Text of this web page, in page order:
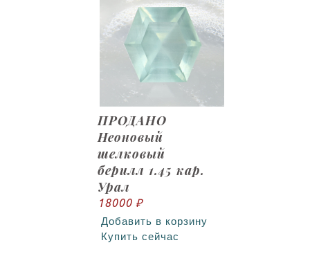
ПРОДАНО
Неоновый
шелковый
берилл 1.45 кар.
Урал
18000 ₽
Добавить в корзину
Купить сейчас